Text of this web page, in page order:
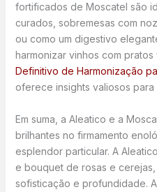
fortificados de Moscatel são
curados, sobremesas com
ou como um digestivo
harmonizar vinhos com
Definitivo de Harmonização
oferece insights valiosos
Em suma, a Aleatico e a
brilhantes no firmamento
esplendor particular. A
e bouquet de rosas e
sofisticação e profundidade.